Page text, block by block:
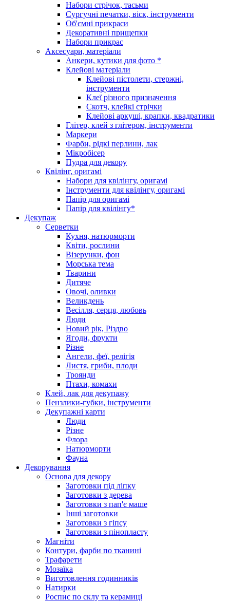
Набори стрічок, тасьми
Сургучні печатки, віск, інструменти
Об'ємні прикраси
Декоративні прищепки
Набори прикрас
Аксесуари, матеріали
Анкери, кутики для фото *
Клейові матеріали
Клейові пістолети, стержні,
інструменти
Клеї різного призначення
Скотч, клейкі стрічки
Клейові аркуші, крапки, квадратики
Глітер, клей з глітером, інструменти
Маркери
Фарби, рідкі перлини, лак
Мікробісер
Пудра для декору
Квілінг, оригамі
Набори для квілінгу, оригамі
Інструменти для квілінгу, оригамі
Папір для оригамі
Папір для квілінгу*
Декупаж
Серветки
Кухня, натюрморти
Квіти, рослини
Візерунки, фон
Морська тема
Тварини
Дитяче
Овочі, оливки
Великдень
Весілля, серця, любовь
Люди
Новий рік, Різдво
Ягоди, фрукти
Різне
Ангели, феї, релігія
Листя, гриби, плоди
Троянди
Птахи, комахи
Клей, лак для декупажу
Пензлики-губки, інструменти
Декупажні карти
Люди
Різне
Флора
Натюрморти
Фауна
Декорування
Основа для декору
Заготовки під ліпку
Заготовки з дерева
Заготовки з пап'є маше
Інші заготовки
Заготовки з гіпсу
Заготовки з пінопласту
Магніти
Контури, фарби по тканині
Трафарети
Мозаїка
Виготовлення годинників
Натирки
Роспис по склу та керамиці